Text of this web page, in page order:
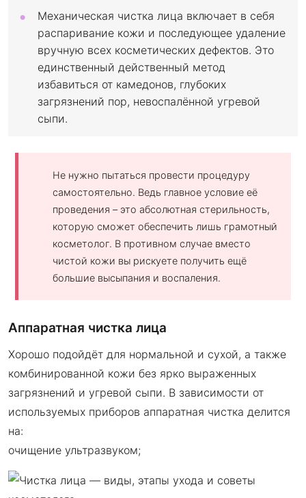
Механическая чистка лица включает в себя
распаривание кожи и последующее удаление
вручную всех косметических дефектов. Это
единственный действенный метод
избавиться от камедонов, глубоких
загрязнений пор, невоспалённой угревой
сыпи.
Не нужно пытаться провести процедуру
самостоятельно. Ведь главное условие её
проведения – это абсолютная стерильность,
которую сможет обеспечить лишь грамотный
косметолог. В противном случае вместо
чистой кожи вы рискуете получить ещё
большие высыпания и воспаления.
Аппаратная чистка лица
Хорошо подойдёт для нормальной и сухой, а также
комбинированной кожи без ярко выраженных
загрязнений и угревой сыпи. В зависимости от
используемых приборов аппаратная чистка делится
на:
очищение ультразвуком;